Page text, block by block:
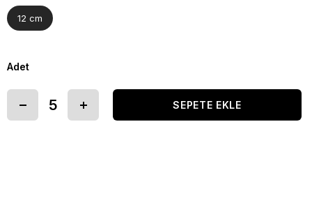
12 cm
Adet